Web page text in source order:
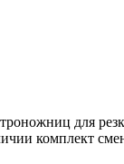
для
комплект